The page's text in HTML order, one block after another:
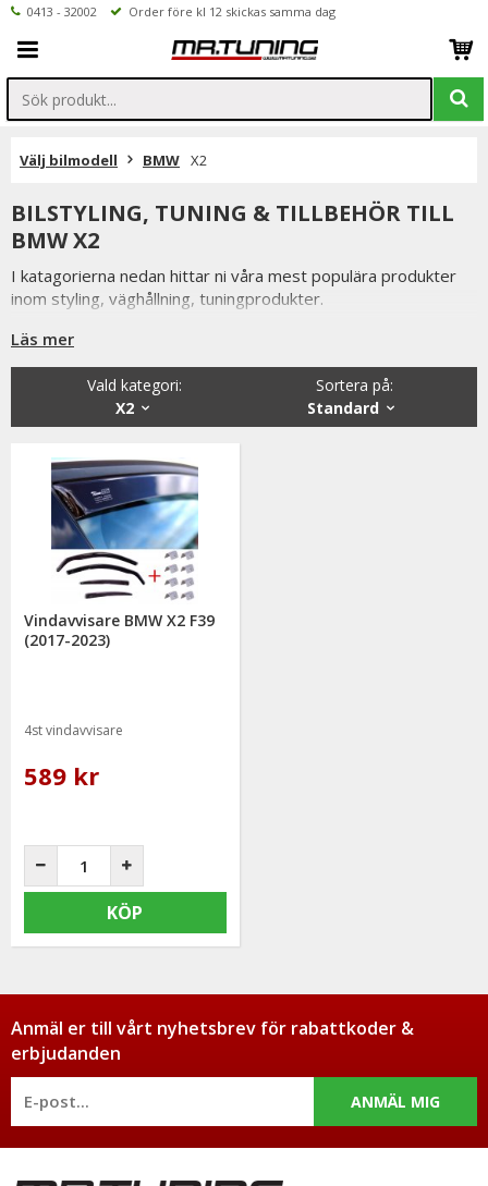
0413 - 32002 Order före kl 12 skickas samma dag
Välj bilmodell BMW X2
BILSTYLING, TUNING & TILLBEHÖR TILL
BMW X2
I katagorierna nedan hittar ni våra mest populära produkter
inom styling, väghållning, tuningprodukter.
Är det något som du funderar över eller inte hittar i vårt
Till BMW X2.
Läs mer
Sortera på:
Standard
Vald kategori:
X2
Vindavvisare BMW X2 F39
(2017-2023)
4st vindavvisare
589 kr
KÖP
Anmäl er till vårt nyhetsbrev för rabattkoder &
erbjudanden
ANMÄL MIG